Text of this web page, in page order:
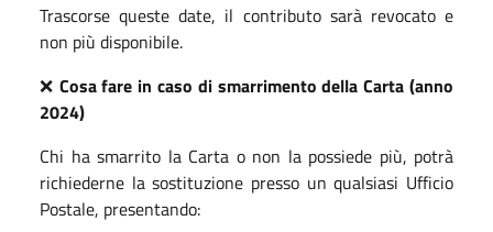
Trascorse queste date, il contributo sarà revocato e
non più disponibile.
❌ Cosa fare in caso di smarrimento della Carta (anno
2024)
Chi ha smarrito la Carta o non la possiede più, potrà
richiederne la sostituzione presso un qualsiasi Ufficio
Postale, presentando: